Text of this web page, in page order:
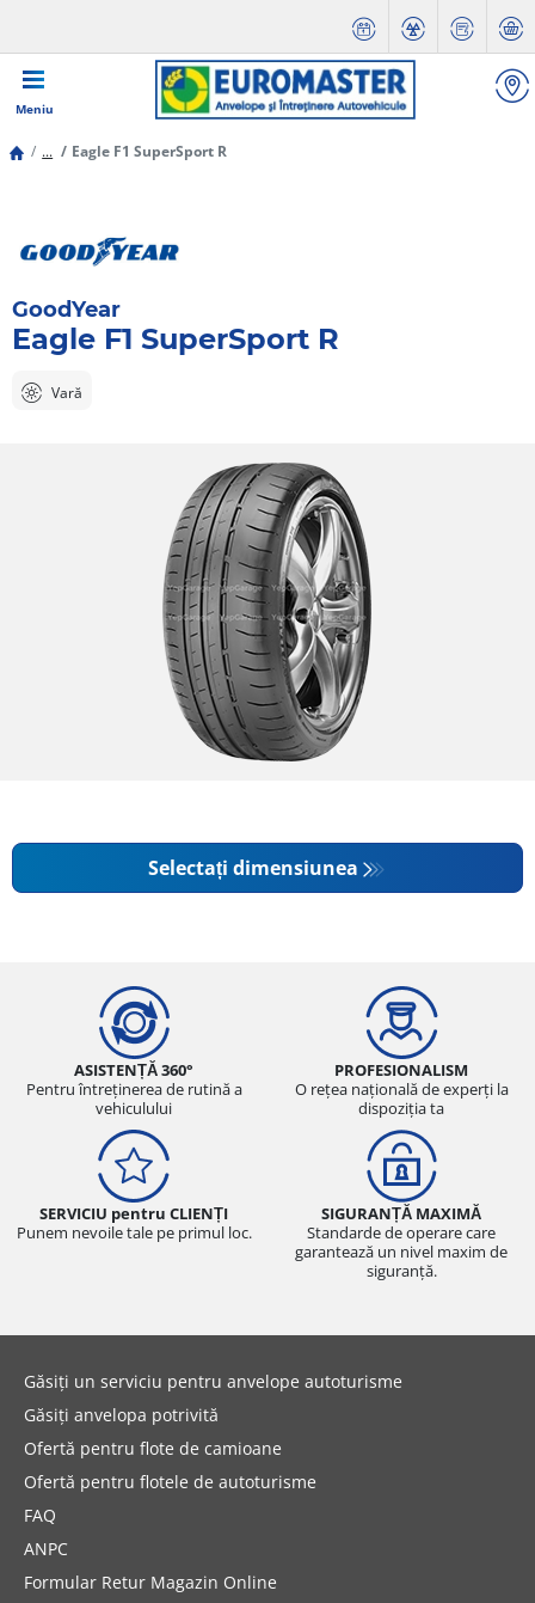
Meniu
... Eagle F1 SuperSport R
GoodYear
Eagle F1 SuperSport R
Vară
Selectați dimensiunea
ASISTENȚĂ 360°
Pentru întreținerea de rutină a
vehiculului
PROFESIONALISM
O rețea națională de experți la
dispoziția ta
SERVICIU pentru CLIENȚI
Punem nevoile tale pe primul loc.
SIGURANȚĂ MAXIMĂ
Standarde de operare care
garantează un nivel maxim de
siguranță.
Găsiți un serviciu pentru anvelope autoturisme
Găsiți anvelopa potrivită
Ofertă pentru flote de camioane
Ofertă pentru flotele de autoturisme
FAQ
ANPC
Formular Retur Magazin Online